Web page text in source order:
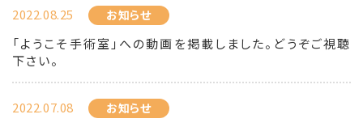
2022.08.25 お知らせ
「ようこそ手術室」への動画を掲載しました。どうぞご視聴
下さい。
2022.07.08 お知らせ